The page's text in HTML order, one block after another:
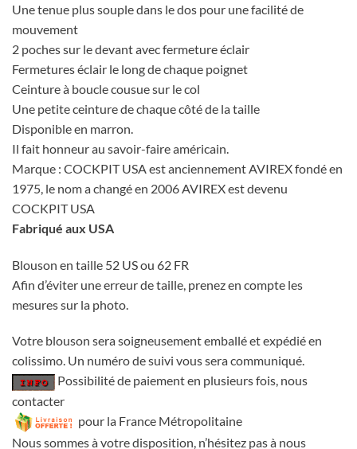
Une tenue plus souple dans le dos pour une facilité de
mouvement
2 poches sur le devant avec fermeture éclair
Fermetures éclair le long de chaque poignet
Ceinture à boucle cousue sur le col
Une petite ceinture de chaque côté de la taille
Disponible en marron.
Il fait honneur au savoir-faire américain.
Marque : COCKPIT USA est anciennement AVIREX fondé en
1975, le nom a changé en 2006 AVIREX est devenu
COCKPIT USA
Fabriqué aux USA
Blouson en taille 52 US ou 62 FR
Afin d’éviter une erreur de taille, prenez en compte les
mesures sur la photo.
Votre blouson sera soigneusement emballé et expédié en
colissimo. Un numéro de suivi vous sera communiqué.
Possibilité de paiement en plusieurs fois, nous
contacter
pour la France Métropolitaine
Nous sommes à votre disposition, n’hésitez pas à nous